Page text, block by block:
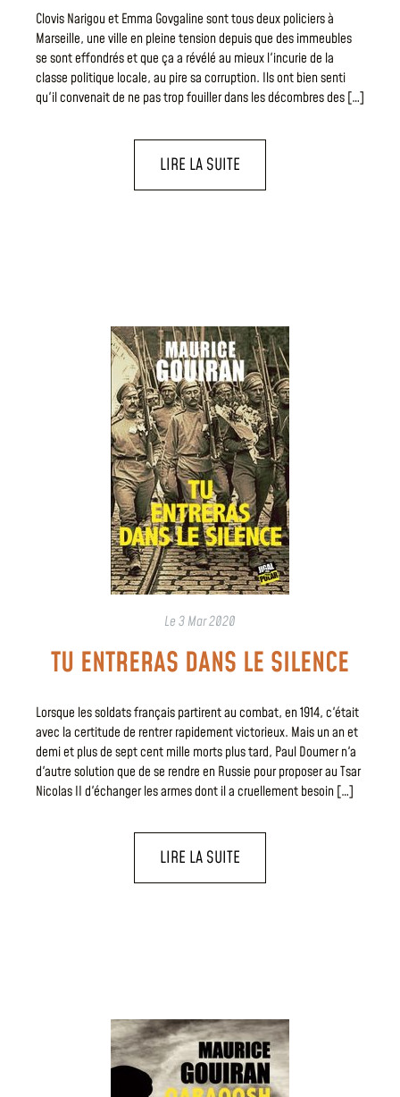
Clovis Narigou et Emma Govgaline sont tous deux policiers à
Marseille, une ville en pleine tension depuis que des immeubles
se sont effondrés et que ça a révélé au mieux l'incurie de la
classe politique locale, au pire sa corruption. Ils ont bien senti
qu'il convenait de ne pas trop fouiller dans les décombres des […]
LIRE LA SUITE
Le3 Mar 2020
TU ENTRERAS DANS LE SILENCE
Lorsque les soldats français partirent au combat, en 1914, c'était
avec la certitude de rentrer rapidement victorieux. Mais un an et
demi et plus de sept cent mille morts plus tard, Paul Doumer n'a
d'autre solution que de se rendre en Russie pour proposer au Tsar
Nicolas II d'échanger les armes dont il a cruellement besoin […]
LIRE LA SUITE